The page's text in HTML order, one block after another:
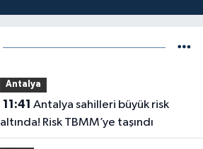
Antalya
11:41
altında! Risk TBMM’ye taşındı